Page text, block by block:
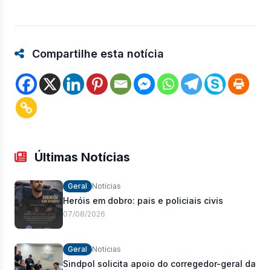
Compartilhe esta notícia
Últimas Notícias
Geral Notícias
Heróis em dobro: pais e policiais civis
07/08/2026
Geral Notícias
Sindpol solicita apoio do corregedor-geral da